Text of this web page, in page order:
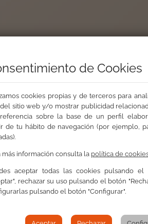
la realidad de los niños y
PDF Documento
de Cookies
cookies propias y de terceros para
sitio web y/o mostrar publicidad
sobre la base de un perfil
de tu hábito de navegación (por ejemplo,
más información consulta la política de
aceptar todas las cookies pulsando el
rechazar su uso pulsando el botón
pulsando el botón "Configurar".